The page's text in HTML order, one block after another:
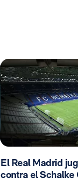
El Real Madrid
contra el Schalke